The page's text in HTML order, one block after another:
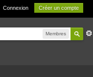
Connexion Créer un compte
Membres